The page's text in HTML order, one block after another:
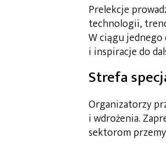
Prelekcje
technologii,
W ciągu jednego
i inspiracje do
Strefa
Organizatorzy
i wdrożenia.
sektorom